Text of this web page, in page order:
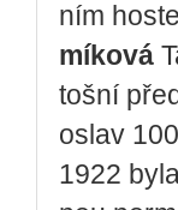
ním
mí­ko­vá
toš­ní
oslav
1922